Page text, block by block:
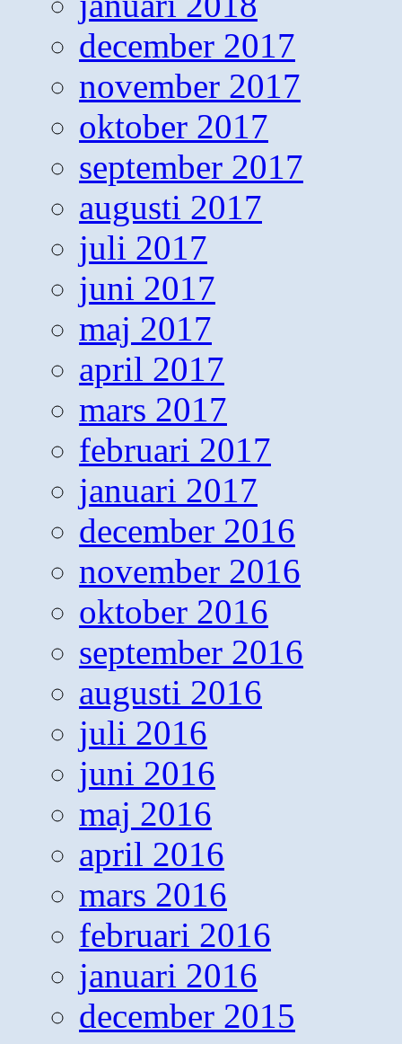
december 2017
november 2017
oktober 2017
september 2017
augusti 2017
juli 2017
juni 2017
maj 2017
april 2017
mars 2017
februari 2017
januari 2017
december 2016
november 2016
oktober 2016
september 2016
augusti 2016
juli 2016
juni 2016
maj 2016
april 2016
mars 2016
februari 2016
januari 2016
december 2015